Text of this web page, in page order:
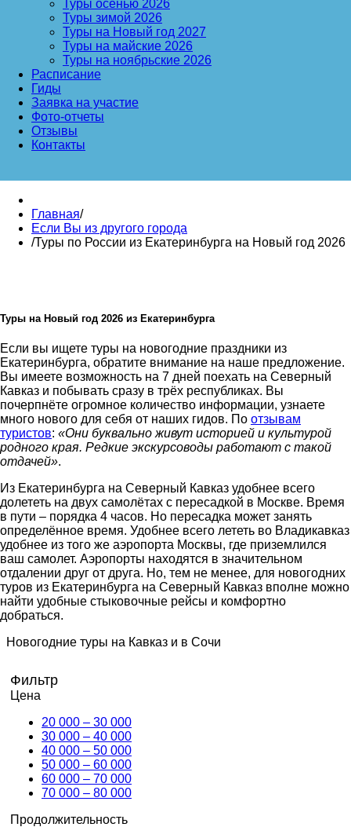
Туры осенью 2026
Туры зимой 2026
Туры на Новый год 2027
Туры на майские 2026
Туры на ноябрьские 2026
Расписание
Гиды
Заявка на участие
Фото-отчеты
Отзывы
Контакты
Главная/
Если Вы из другого города
/Туры по России из Екатеринбурга на Новый год 2026
Туры на Новый год 2026 из Екатеринбурга
Если вы ищете туры на новогодние праздники из
Екатеринбурга, обратите внимание на наше предложение.
Вы имеете возможность на 7 дней поехать на Северный
Кавказ и побывать сразу в трёх республиках. Вы
почерпнёте огромное количество информации, узнаете
много нового для себя от наших гидов. По отзывам
туристов: «Они буквально живут историей и культурой
родного края. Редкие экскурсоводы работают с такой
отдачей».
Из Екатеринбурга на Северный Кавказ удобнее всего
долететь на двух самолётах с пересадкой в Москве. Время
в пути – порядка 4 часов. Но пересадка может занять
определённое время. Удобнее всего лететь во Владикавказ
удобнее из того же аэропорта Москвы, где приземлился
ваш самолет. Аэропорты находятся в значительном
отдалении друг от друга. Но, тем не менее, для новогодних
туров из Екатеринбурга на Северный Кавказ вполне можно
найти удобные стыковочные рейсы и комфортно
добраться.
Новогодние туры на Кавказ и в Сочи
Фильтр
Цена
20 000 – 30 000
30 000 – 40 000
40 000 – 50 000
50 000 – 60 000
60 000 – 70 000
70 000 – 80 000
Продолжительность